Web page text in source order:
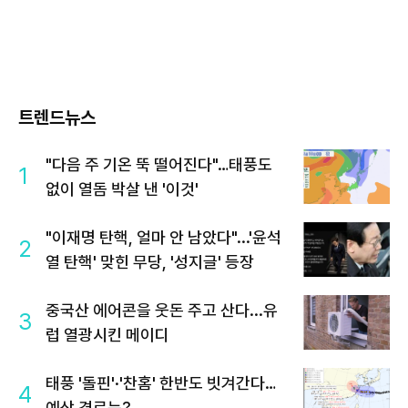
트렌드뉴스
1
"다음 주 기온 뚝 떨어진다"…태풍도
없이 열돔 박살 낸 '이것'
2
"이재명 탄핵, 얼마 안 남았다"...'윤석
열 탄핵' 맞힌 무당, '성지글' 등장
3
중국산 에어콘을 웃돈 주고 산다...유
럽 열광시킨 메이디
4
태풍 '돌핀'·'찬홈' 한반도 빗겨간다…